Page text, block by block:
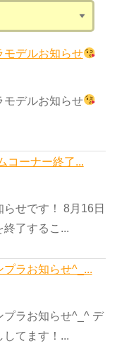
モデルお知らせ
モデルお知らせ
コーナー終了...
せです！ 8月16日
了するこ...
ラお知らせ^_...
プラお知らせ^_^ デ
てます！...